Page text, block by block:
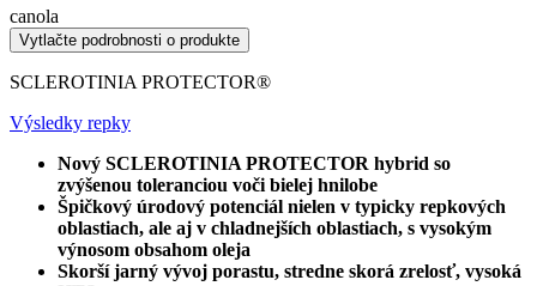
canola
Vytlačte podrobnosti o produkte
SCLEROTINIA PROTECTOR®
Výsledky repky
Nový SCLEROTINIA PROTECTOR hybrid so
zvýšenou toleranciou voči bielej hnilobe
Špičkový úrodový potenciál nielen v typicky repkových
oblastiach, ale aj v chladnejších oblastiach, s vysokým
výnosom obsahom oleja
Skorší jarný vývoj porastu, stredne skorá zrelosť, vysoká